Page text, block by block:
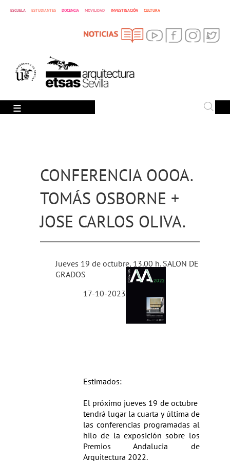
ESCUELA ESTUDIANTES DOCENCIA MOVILIDAD INVESTIGACIÓN CULTURA
CONFERENCIA OOOA.
TOMÁS OSBORNE +
JOSE CARLOS OLIVA.
Jueves 19 de octubre, 13.00 h. SALON DE
GRADOS
17-10-2023
Estimados:
El próximo jueves 19 de octubre
tendrá lugar la cuarta y última de
las conferencias programadas al
hilo de la exposición sobre los
Premios Andalucia de
Arquitectura 2022.